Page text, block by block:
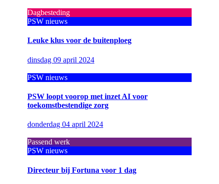
Dagbesteding
PSW nieuws
Leuke klus voor de buitenploeg
dinsdag 09 april 2024
PSW nieuws
PSW loopt voorop met inzet AI voor
toekomstbestendige zorg
donderdag 04 april 2024
Passend werk
PSW nieuws
Directeur bij Fortuna voor 1 dag